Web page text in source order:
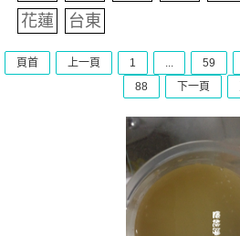
花蓮
台東
頁首 上一頁 1 ... 59
88
下一頁